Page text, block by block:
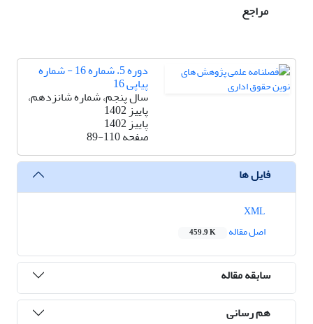
مراجع
دوره 5، شماره 16 - شماره
پیاپی 16
سال پنجم، شماره شانزدهم،
پاییز 1402
پاییز 1402
صفحه89-110
فایل ها
اصل مقاله
459.9 K
سابقه مقاله
هم رسانی